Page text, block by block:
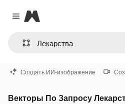
Close menu
Magnific
Создать ИИ-изображение
Векторы По Запросу